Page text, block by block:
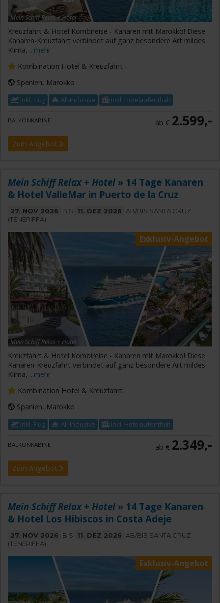
Mein Schiff Relax + Hotel
Kreuzfahrt & Hotel Kombireise - Kanaren mit Marokko! Diese
Kanaren-Kreuzfahrt verbindet auf ganz besondere Art mildes
Klima, ...mehr
Kombination Hotel & Kreuzfahrt
Spanien, Marokko
Inkl. Flug All-Inclusive Inkl. Hotelaufenthalt
BALKONKABINE ab € 2.599,-
Zum Angebot
Mein Schiff Relax + Hotel » 14 Tage Kanaren
& Hotel ValleMar in Puerto de la Cruz
27. NOV 2026 BIS 11. DEZ 2026
AB/BIS SANTA CRUZ
(TENERIFFA)
Exklusiv-Angebot
Mein Schiff Relax + Hotel
Kreuzfahrt & Hotel Kombireise - Kanaren mit Marokko! Diese
Kanaren-Kreuzfahrt verbindet auf ganz besondere Art mildes
Klima, ...mehr
Kombination Hotel & Kreuzfahrt
Spanien, Marokko
Inkl. Flug All-Inclusive Inkl. Hotelaufenthalt
BALKONKABINE ab € 2.349,-
Zum Angebot
Mein Schiff Relax + Hotel » 14 Tage Kanaren
& Hotel Los Hibiscos in Costa Adeje
27. NOV 2026 BIS 11. DEZ 2026
AB/BIS SANTA CRUZ
(TENERIFFA)
Exklusiv-Angebot